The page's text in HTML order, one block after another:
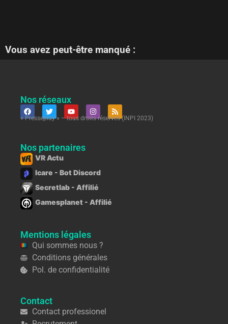
Vous avez peut-être manqué :
Nos réseaux
« Presseplay » – tous droits réservés (INPI 2023)
Nos partenaires
VR Actu
Icare - Bot Discord
Secretlab - Affilié
Gamesplanet - Affilié
Mentions légales
Qui sommes nous ?
Conditions générales
Pol. de confidentialité
Contact
Contact professionel